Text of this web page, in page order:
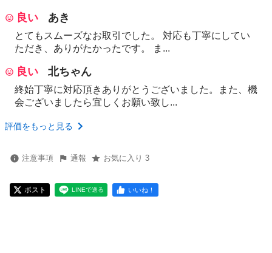
良い あき
とてもスムーズなお取引でした。 対応も丁寧にしてい
ただき、ありがたかったです。 ま...
良い 北ちゃん
終始丁寧に対応頂きありがとうございました。また、機
会ございましたら宜しくお願い致し...
評価をもっと見る
注意事項 通報 お気に入り 3
ポスト LINEで送る いいね！